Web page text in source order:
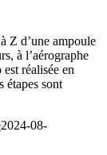
Z d’une ampoule
à l’aérographe
réalisée en
étapes sont
2024-08-